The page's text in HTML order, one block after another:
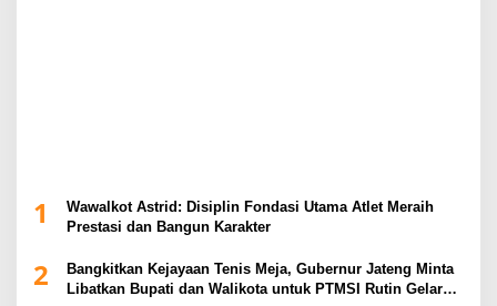
1
Wawalkot Astrid: Disiplin Fondasi Utama Atlet Meraih
Prestasi dan Bangun Karakter
2
Bangkitkan Kejayaan Tenis Meja, Gubernur Jateng Minta
Libatkan Bupati dan Walikota untuk PTMSI Rutin Gelar